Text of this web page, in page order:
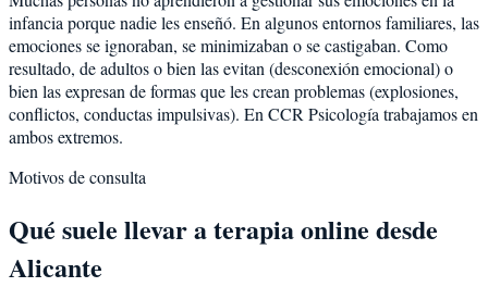
infancia porque nadie les enseñó. En algunos entornos familiares, las
emociones se ignoraban, se minimizaban o se castigaban. Como
resultado, de adultos o bien las evitan (desconexión emocional) o
bien las expresan de formas que les crean problemas (explosiones,
conflictos, conductas impulsivas). En CCR Psicología trabajamos en
ambos extremos.
Motivos de consulta
Qué suele llevar a terapia online desde
Alicante